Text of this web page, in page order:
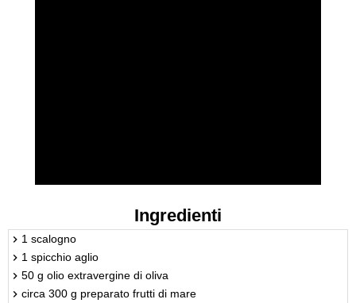
Ingredienti
1 scalogno
1 spicchio aglio
50 g olio extravergine di oliva
circa 300 g preparato frutti di mare